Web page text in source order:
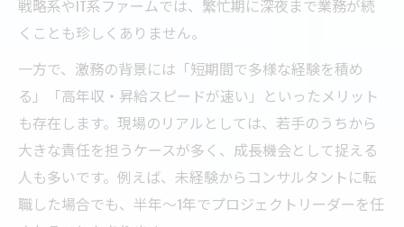
戦略系やIT系ファームでは、繁忙期に深夜まで業務が続
くことも珍しくありません。
一方で、激務の背景には「短期間で多様な経験を積め
る」「高年収・昇給スピードが速い」といったメリット
も存在します。現場のリアルとしては、若手のうちから
大きな責任を担うケースが多く、成長機会として捉える
人も多いです。例えば、未経験からコンサルタントに転
職した場合でも、半年～1年でプロジェクトリーダーを任